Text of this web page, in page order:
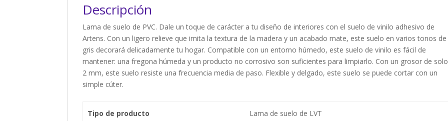
cantidad
Descripción
Lama de suelo de PVC. Dale un toque de carácter a tu diseño de interiores con el suelo de vinilo adhesivo de
Artens. Con un ligero relieve que imita la textura de la madera y un acabado mate, este suelo en varios tonos de
gris decorará delicadamente tu hogar. Compatible con un entorno húmedo, este suelo de vinilo es fácil de
mantener: una fregona húmeda y un producto no corrosivo son suficientes para limpiarlo. Con un grosor de solo
2 mm, este suelo resiste una frecuencia media de paso. Flexible y delgado, este suelo se puede cortar con un
simple cúter.
Tipo de producto Lama de suelo de LVT